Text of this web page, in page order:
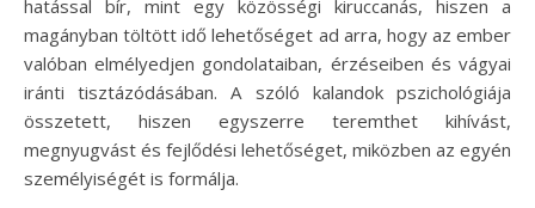
hatással bír, mint egy közösségi kiruccanás, hiszen a
magányban töltött idő lehetőséget ad arra, hogy az ember
valóban elmélyedjen gondolataiban, érzéseiben és vágyai
iránti tisztázódásában. A szóló kalandok pszichológiája
összetett, hiszen egyszerre teremthet kihívást,
megnyugvást és fejlődési lehetőséget, miközben az egyén
személyiségét is formálja.